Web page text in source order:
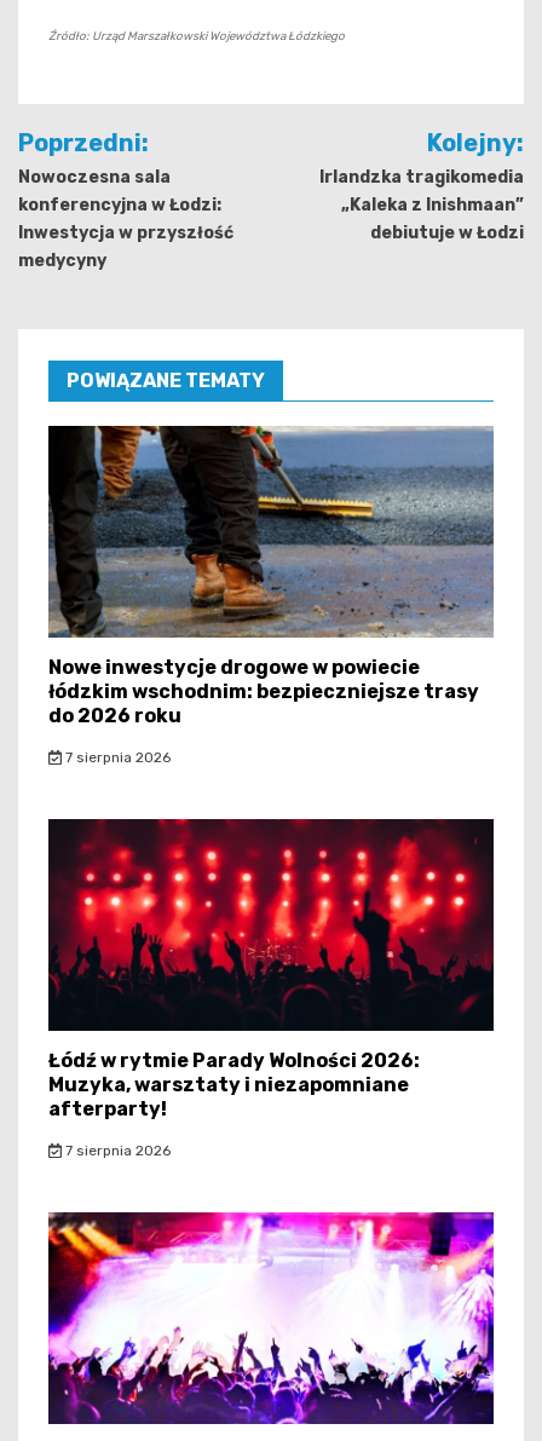
Źródło: Urząd Marszałkowski Województwa Łódzkiego
Nawigacja
wpisu
Poprzedni:
Nowoczesna sala
konferencyjna w Łodzi:
Inwestycja w przyszłość
medycyny
Kolejny:
Irlandzka tragikomedia
„Kaleka z Inishmaan”
debiutuje w Łodzi
POWIĄZANE TEMATY
Nowe inwestycje drogowe w powiecie
łódzkim wschodnim: bezpieczniejsze trasy
do 2026 roku
7 sierpnia 2026
Łódź w rytmie Parady Wolności 2026:
Muzyka, warsztaty i niezapomniane
afterparty!
7 sierpnia 2026